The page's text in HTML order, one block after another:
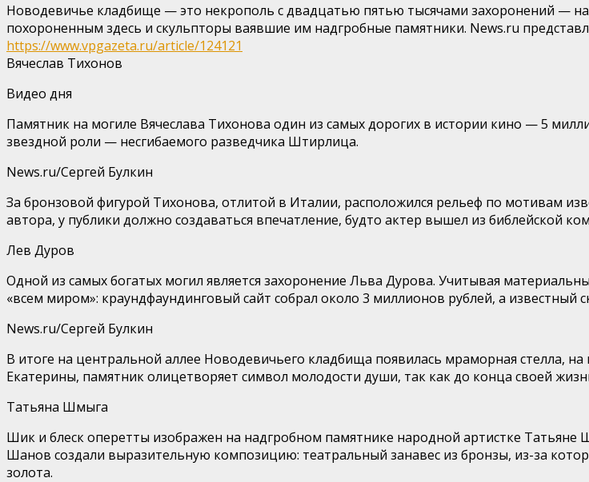
Новодевичье кладбище — это некрополь с двадцатью пятью тысячами захоронений —
похороненным здесь и скульпторы ваявшие им надгробные памятники. News.ru
https://www.vpgazeta.ru/article/124121
Вячеслав Тихонов
Видео дня
Памятник на могиле Вячеслава Тихонова один из самых дорогих в истории кино — 5
звездной роли — несгибаемого разведчика Штирлица.
News.ru/Сергей Булкин
За бронзовой фигурой Тихонова, отлитой в Италии, расположился рельеф по мотивам
автора, у публики должно создаваться впечатление, будто актер вышел из библейской
Лев Дуров
Одной из самых богатых могил является захоронение Льва Дурова. Учитывая
«всем миром»: краундфаундинговый сайт собрал около 3 миллионов рублей, а известный
News.ru/Сергей Булкин
В итоге на центральной аллее Новодевичьего кладбища появилась мраморная стелла,
Екатерины, памятник олицетворяет символ молодости души, так как до конца своей
Татьяна Шмыга
Шик и блеск оперетты изображен на надгробном памятнике народной артистке
Шанов создали выразительную композицию: театральный занавес из бронзы, из-за
золота.